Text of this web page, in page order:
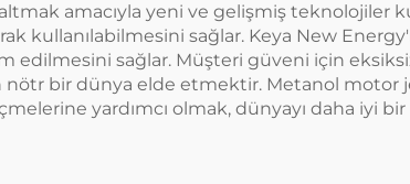
amacıyla yeni ve gelişmiş teknolojiler
kullanılabilmesini sağlar. Keya New
edilmesini sağlar. Müşteri güveni için
nötr bir dünya elde etmektir. Metanol motor
yardımcı olmak, dünyayı daha iyi